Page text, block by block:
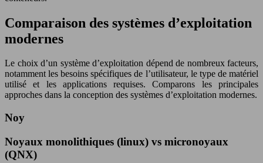
Comparaison des systèmes d’exploitation
modernes
Le choix d’un système d’exploitation dépend de nombreux facteurs,
notamment les besoins spécifiques de l’utilisateur, le type de matériel
utilisé et les applications requises. Comparons les principales
approches dans la conception des systèmes d’exploitation modernes.
Noy
Noyaux monolithiques (linux) vs micronoyaux
(QNX)